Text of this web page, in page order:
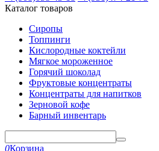
Каталог товаров
Сиропы
Топпинги
Кислородные коктейли
Мягкое мороженное
Горячий шоколад
Фруктовые концентраты
Концентраты для напитков
Зерновой кофе
Барный инвентарь
0Корзина